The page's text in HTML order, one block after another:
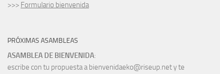
>>> Formulario bienvenida
PRÓXIMAS ASAMBLEAS
ASAMBLEA DE BIENVENIDA:
escribe con tu propuesta a bienvenidaeko@riseup.net y te